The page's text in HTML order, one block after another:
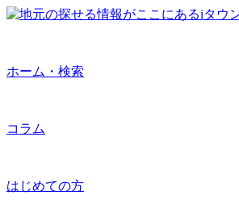
ホーム・検索
コラム
はじめての方